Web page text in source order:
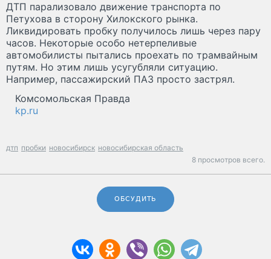
ДТП парализовало движение транспорта по
Петухова в сторону Хилокского рынка.
Ликвидировать пробку получилось лишь через пару
часов. Некоторые особо нетерпеливые
автомобилисты пытались проехать по трамвайным
путям. Но этим лишь усугубляли ситуацию.
Например, пассажирский ПАЗ просто застрял.
Комсомольская Правда
kp.ru
дтп пробки новосибирск новосибирская область
8 просмотров всего.
ОБСУДИТЬ